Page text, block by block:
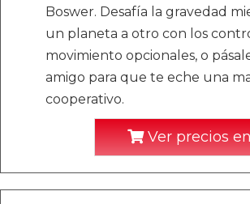
Boswer. Desafía la gravedad
un planeta a otro con los
movimiento opcionales, o
amigo para que te eche una
cooperativo.
Ver precios